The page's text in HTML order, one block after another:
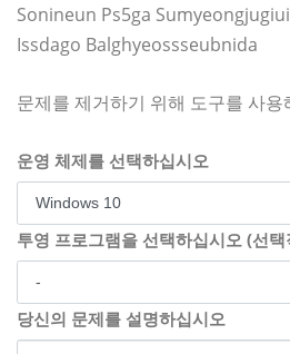
Sonineun Ps5ga
Issdago Balghyeossseubnida
문제를 제거하기 위해 도구를 사용
운영 체제를 선택하십시오
투영 프로그램을 선택하십시오 (선
당신의 문제를 설명하십시오